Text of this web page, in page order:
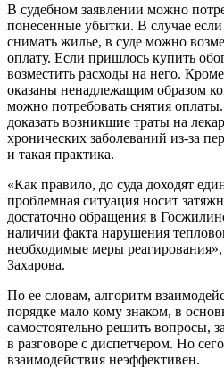
В судебном заявлении можно
понесенные убытки. В случае
снимать жилье, в суде можно
оплату. Если пришлось купить
возместить расходы на него.
оказаны ненадлежащим образом
можно потребовать снятия
доказать возникшие траты на
хронических заболеваний из-за
и такая практика.
«Как правило, до суда доходят
проблемная ситуация носит
достаточно обращения в
наличии факта нарушения
необходимые меры
Захарова.
По ее словам, алгоритм
порядке мало кому знаком, в
самостоятельно решить вопросы,
в разговоре с диспетчером. Но
взаимодействия неэффективен.